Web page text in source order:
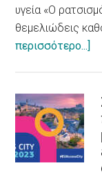
υγεία «Ο
θεμελιώδεις
περισσότερο...]